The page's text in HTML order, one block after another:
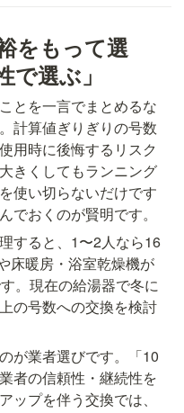
をもって選
で選ぶ」
とを一言でまとめるな
計算値ぎりぎりの号数
用時に後悔するリスク
きくしてもランニング
使い切らないだけです
でおくのが賢明です。
すると、1〜2人なら16
床暖房・浴室乾燥機が
。現在の給湯器で冬に
の号数への交換を検討
が業者選びです。「10
者の信頼性・継続性を
ップを伴う交換では、